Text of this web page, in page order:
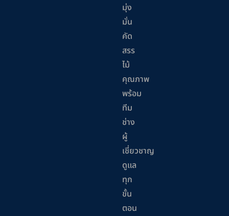
มุ่ง
มั่น
คัด
สรร
ไม้
คุณภาพ
พร้อม
ทีม
ช่าง
ผู้
เชี่ยวชาญ
ดูแล
ทุก
ขั้น
ตอน